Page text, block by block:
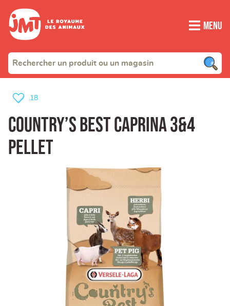
Menu
country’s best caprina 3&4
pellet
18